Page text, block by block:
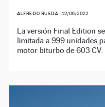
ALFREDO RUEDA | 12/06/2022
La versión Final Edition
limitada a 999 unidades
motor biturbo de 603 CV.